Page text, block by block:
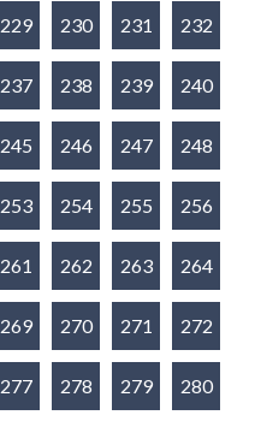
229 230 231 232
237 238 239 240
245 246 247 248
253 254 255 256
261 262 263 264
269 270 271 272
277 278 279 280